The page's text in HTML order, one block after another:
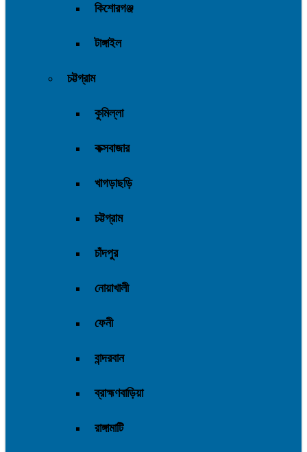
কিশোরগঞ্জ
টাঙ্গাইল
চট্টগ্রাম
কুমিল্লা
কক্সবাজার
খাগড়াছড়ি
চট্টগ্রাম
চাঁদপুর
নোয়াখালী
ফেনী
বান্দরবান
ব্রাহ্মণবাড়িয়া
রাঙ্গামাটি